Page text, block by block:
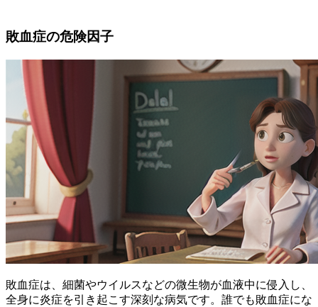
敗血症の危険因子
敗血症は、細菌やウイルスなどの微生物が血液中に侵入し、
全身に炎症を引き起こす深刻な病気です。誰でも敗血症にな